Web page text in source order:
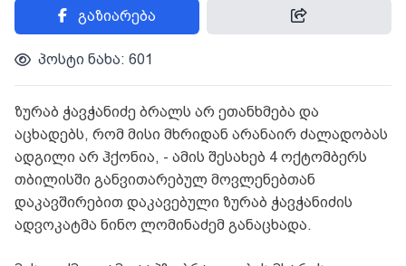
გაზიარება
პოსტი ნახა: 601
ზურაბ ჭავჭანიძე ბრალს არ ეთანხმება და
აცხადებს, რომ მისი მხრიდან არანაირ ძალადობას
ადგილი არ ჰქონია, - ამის შესახებ 4 ოქტომბერს
თბილისში განვითარებულ მოვლენებთან
დაკავშირებით დაკავებული ზურაბ ჭავჭანიძის
ადვოკატმა ნინო ლომინაძემ განაცხადა.